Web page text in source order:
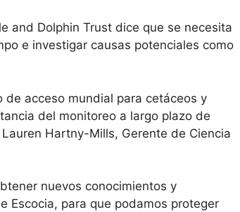
and Dolphin Trust dice que se necesita
e investigar causas potenciales como
de acceso mundial para cetáceos y
del monitoreo a largo plazo de
Hartny-Mills, Gerente de Ciencia
nuevos conocimientos y
Escocia, para que podamos proteger